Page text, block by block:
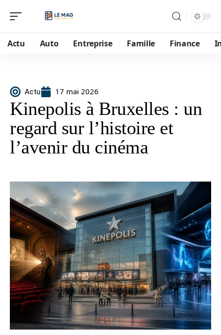
Actu Auto Entreprise Famille Finance
Actu 17 mai 2026
Kinepolis à Bruxelles : un
regard sur l’histoire et
l’avenir du cinéma